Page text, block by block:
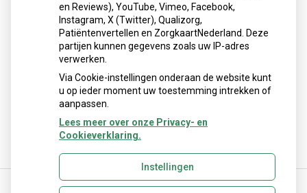
Patiëntenomgeving
en Reviews), YouTube, Vimeo, Facebook,
Instagram, X (Twitter), Qualizorg,
Patiëntenvertellen en ZorgkaartNederland. Deze
partijen kunnen gegevens zoals uw IP-adres
verwerken.
Via Cookie-instellingen onderaan de website kunt
u op ieder moment uw toestemming intrekken of
aanpassen.
Lees meer over onze Privacy- en
Cookieverklaring.
Instellingen